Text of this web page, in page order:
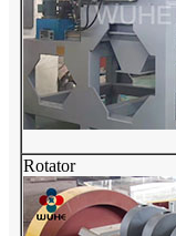
Rotator